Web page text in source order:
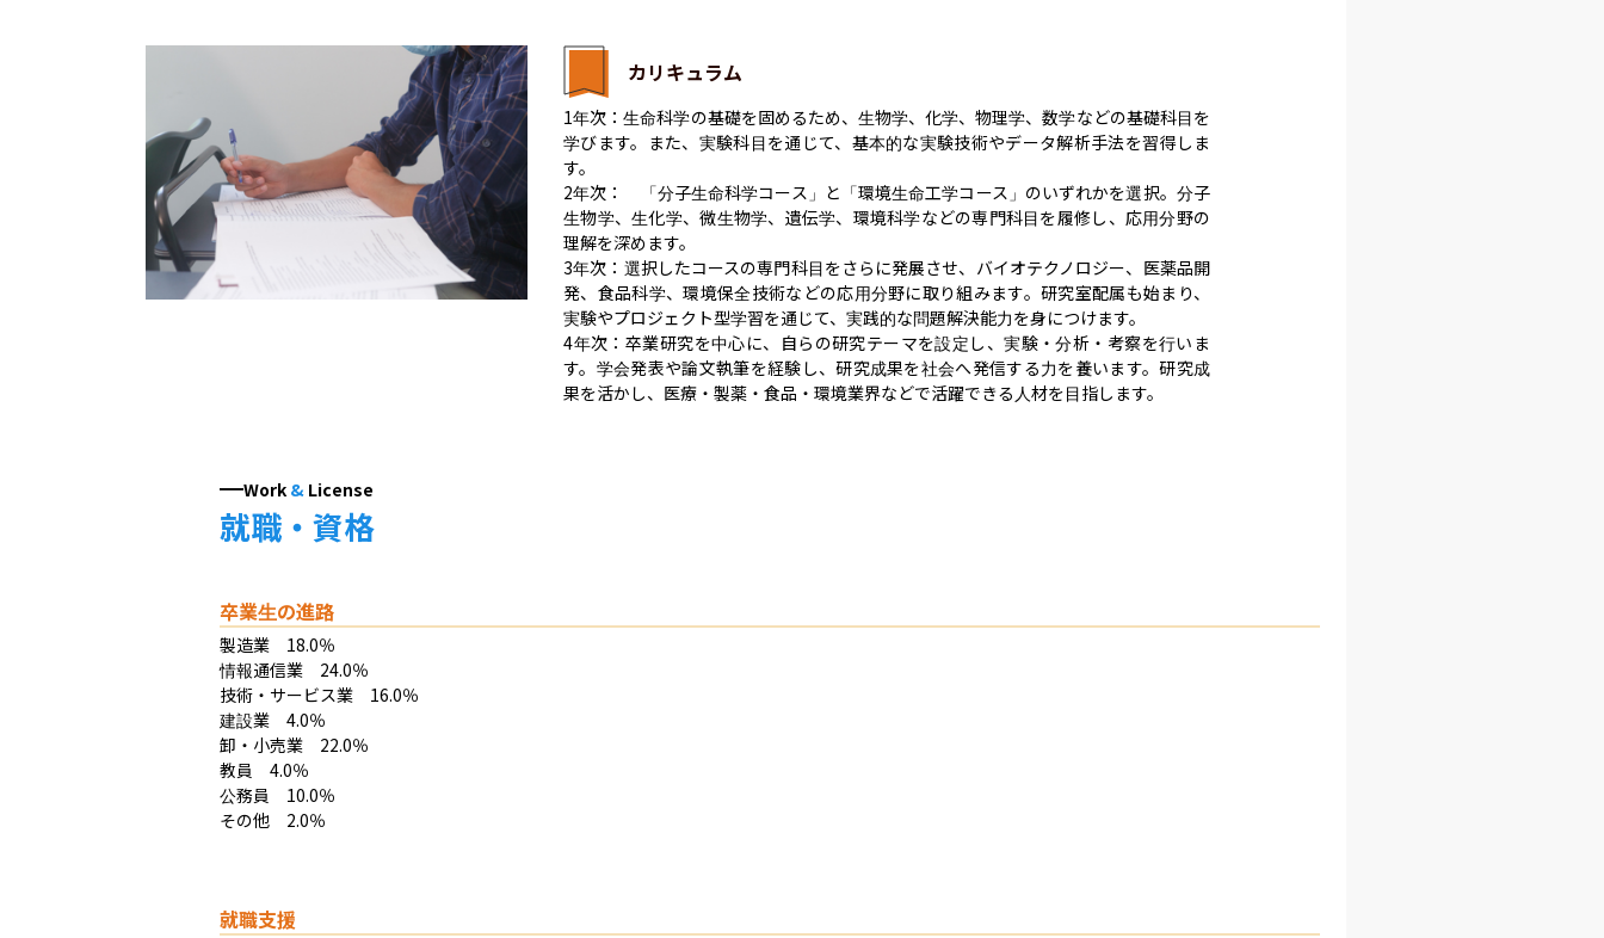
カリキュラム
1年次：生命科学の基礎を固めるため、生物学、化学、物理学、数学などの基礎科目を
学びます。また、実験科目を通じて、基本的な実験技術やデータ解析手法を習得しま
す。
2年次：　「分子生命科学コース」と「環境生命工学コース」のいずれかを選択。分子
生物学、生化学、微生物学、遺伝学、環境科学などの専門科目を履修し、応用分野の
理解を深めます。
3年次：選択したコースの専門科目をさらに発展させ、バイオテクノロジー、医薬品開
発、食品科学、環境保全技術などの応用分野に取り組みます。研究室配属も始まり、
実験やプロジェクト型学習を通じて、実践的な問題解決能力を身につけます。
4年次：卒業研究を中心に、自らの研究テーマを設定し、実験・分析・考察を行いま
す。学会発表や論文執筆を経験し、研究成果を社会へ発信する力を養います。研究成
果を活かし、医療・製薬・食品・環境業界などで活躍できる人材を目指します。
Work & License
就職・資格
卒業生の進路
製造業　18.0％
情報通信業　24.0％
技術・サービス業　16.0％
建設業　4.0％
卸・小売業　22.0％
教員　4.0％
公務員　10.0％
その他　2.0％
就職支援